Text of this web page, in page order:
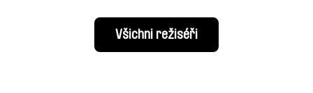
Všichni režiséři